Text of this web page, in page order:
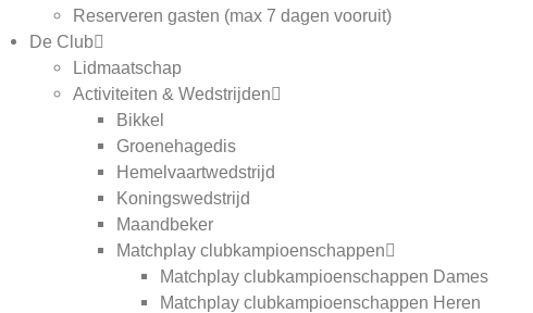
Reserveren gasten (max 7 dagen vooruit)
De Club
Lidmaatschap
Activiteiten & Wedstrijden
Bikkel
Groenehagedis
Hemelvaartwedstrijd
Koningswedstrijd
Maandbeker
Matchplay clubkampioenschappen
Matchplay clubkampioenschappen Dames
Matchplay clubkampioenschappen Heren